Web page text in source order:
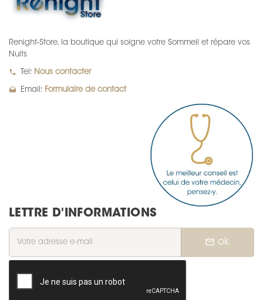
Renight-Store, la boutique qui soigne votre Sommeil et répare vos
Nuits
local_phone Tel: Nous contacter
drafts Email: Formulaire de contact
LETTRE D'INFORMATIONS
mail_outline ok